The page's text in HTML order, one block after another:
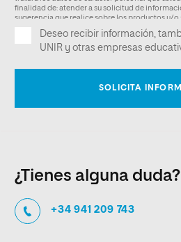
¿Tienes alguna duda?
+34 941 209 743